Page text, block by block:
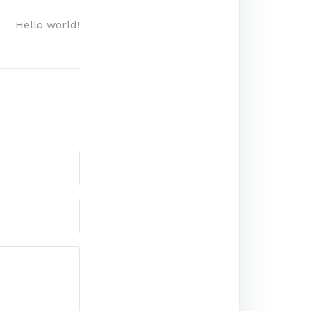
Hello world!